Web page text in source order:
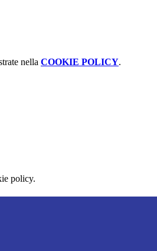
nella COOKIE POLICY.
policy.